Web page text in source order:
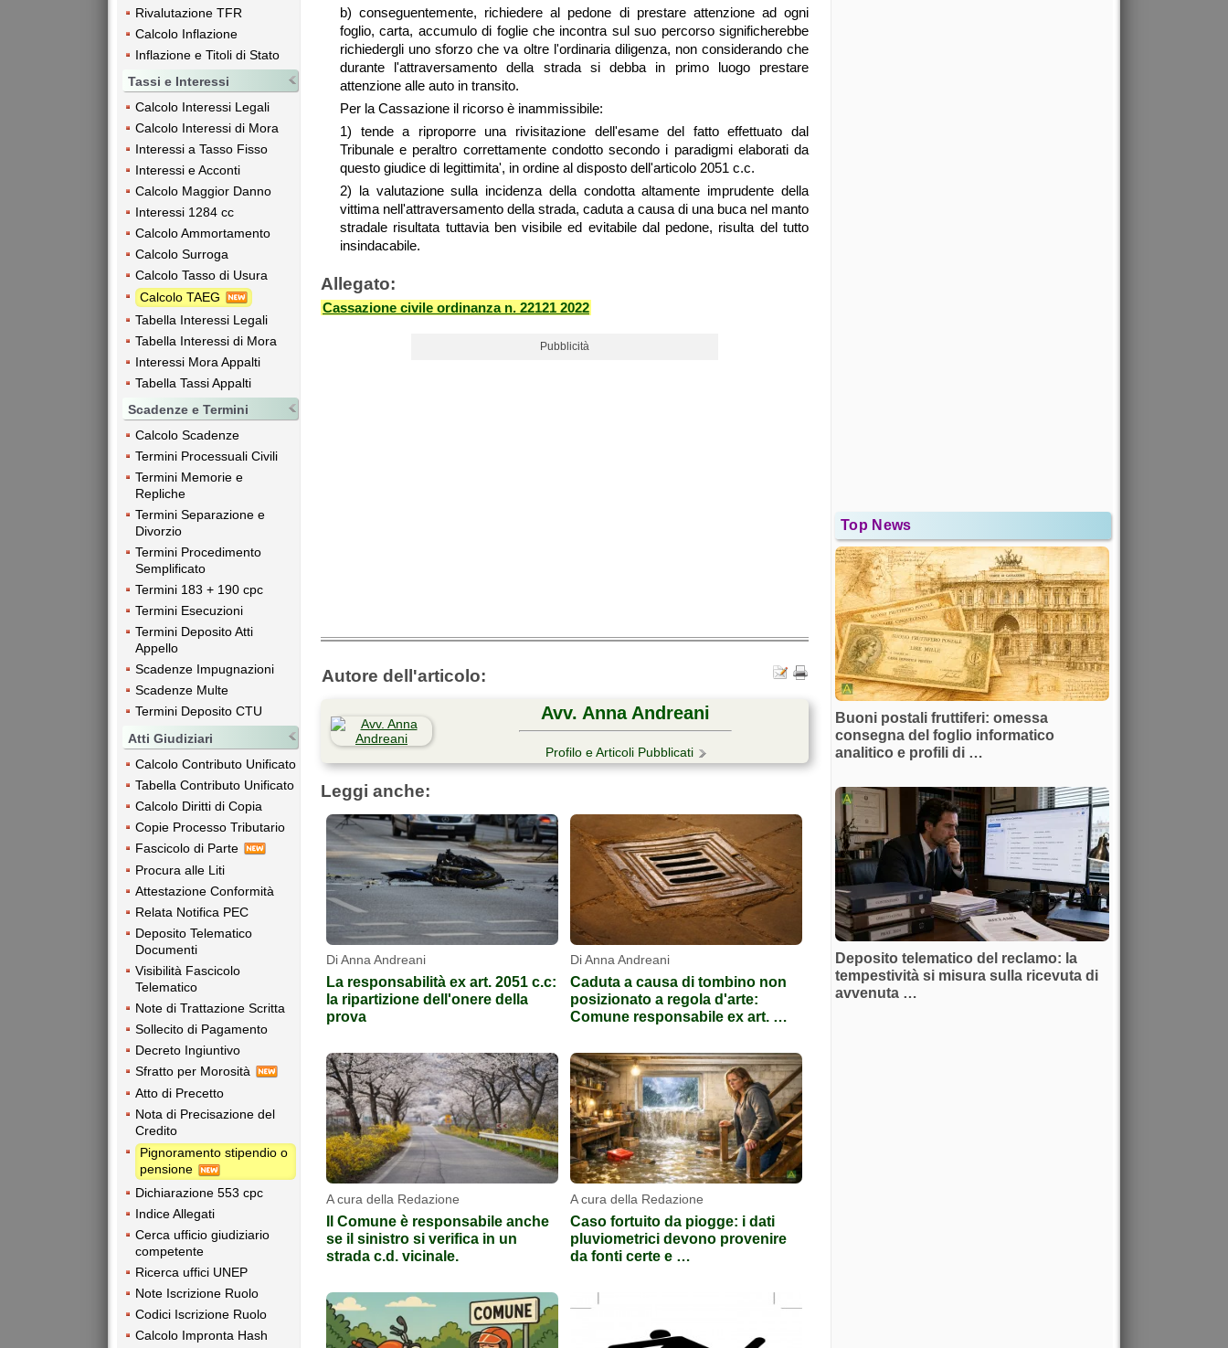
Rivalutazione TFR
Calcolo Inflazione
Inflazione e Titoli di Stato
Tassi e Interessi
Calcolo Interessi Legali
Calcolo Interessi di Mora
Interessi a Tasso Fisso
Interessi e Acconti
Calcolo Maggior Danno
Interessi 1284 cc
Calcolo Ammortamento
Calcolo Surroga
Calcolo Tasso di Usura
Calcolo TAEG
Tabella Interessi Legali
Tabella Interessi di Mora
Interessi Mora Appalti
Tabella Tassi Appalti
Scadenze e Termini
Calcolo Scadenze
Termini Processuali Civili
Termini Memorie e
Repliche
Termini Separazione e
Divorzio
Termini Procedimento
Semplificato
Termini 183 + 190 cpc
Termini Esecuzioni
Termini Deposito Atti
Appello
Scadenze Impugnazioni
Scadenze Multe
Termini Deposito CTU
Atti Giudiziari
Calcolo Contributo Unificato
Tabella Contributo Unificato
Calcolo Diritti di Copia
Copie Processo Tributario
Fascicolo di Parte
Procura alle Liti
Attestazione Conformità
Relata Notifica PEC
Deposito Telematico
Documenti
Visibilità Fascicolo
Telematico
Note di Trattazione Scritta
Sollecito di Pagamento
Decreto Ingiuntivo
Sfratto per Morosità
Atto di Precetto
Nota di Precisazione del
Credito
Pignoramento stipendio o
pensione
Dichiarazione 553 cpc
Indice Allegati
Cerca ufficio giudiziario
competente
Ricerca uffici UNEP
Note Iscrizione Ruolo
Codici Iscrizione Ruolo
Calcolo Impronta Hash
b) conseguentemente, richiedere al pedone di prestare attenzione ad ogni
foglio, carta, accumulo di foglie che incontra sul suo percorso significherebbe
richiedergli uno sforzo che va oltre l'ordinaria diligenza, non considerando che
durante l'attraversamento della strada si debba in primo luogo prestare
attenzione alle auto in transito.
Per la Cassazione il ricorso è inammissibile:
1) tende a riproporre una rivisitazione dell'esame del fatto effettuato dal
Tribunale e peraltro correttamente condotto secondo i paradigmi elaborati da
questo giudice di legittimita', in ordine al disposto dell'articolo 2051 c.c.
2) la valutazione sulla incidenza della condotta altamente imprudente della
vittima nell'attraversamento della strada, caduta a causa di una buca nel manto
stradale risultata tuttavia ben visibile ed evitabile dal pedone, risulta del tutto
insindacabile.
Allegato:
Cassazione civile ordinanza n. 22121 2022
Pubblicità
Autore dell'articolo:
Avv. Anna Andreani
Profilo e Articoli Pubblicati
Leggi anche:
Di Anna Andreani
La responsabilità ex art. 2051 c.c:
la ripartizione dell'onere della
prova
Di Anna Andreani
Caduta a causa di tombino non
posizionato a regola d'arte:
Comune responsabile ex art. …
A cura della Redazione
Il Comune è responsabile anche
se il sinistro si verifica in un
strada c.d. vicinale.
A cura della Redazione
Caso fortuito da piogge: i dati
pluviometrici devono provenire
da fonti certe e …
Top News
Buoni postali fruttiferi: omessa
consegna del foglio informatico
analitico e profili di …
Deposito telematico del reclamo: la
tempestività si misura sulla ricevuta di
avvenuta …